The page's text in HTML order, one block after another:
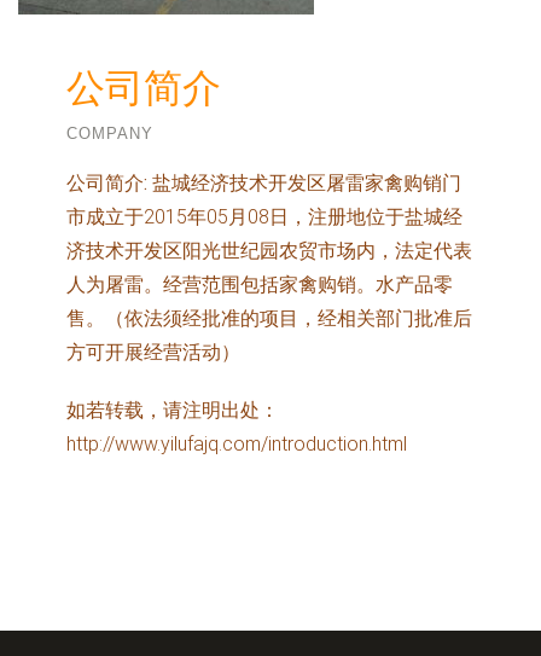
公司简介
COMPANY
公司简介: 盐城经济技术开发区屠雷家禽购销门
市成立于2015年05月08日，注册地位于盐城经
济技术开发区阳光世纪园农贸市场内，法定代表
人为屠雷。经营范围包括家禽购销。水产品零
售。（依法须经批准的项目，经相关部门批准后
方可开展经营活动）
如若转载，请注明出处：
http://www.yilufajq.com/introduction.html